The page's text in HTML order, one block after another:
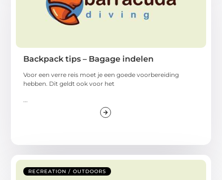
Backpack tips – Bagage indelen
Voor een verre reis moet je een goede voorbereiding
hebben. Dit geldt ook voor het
RECREATION / OUTDOORS